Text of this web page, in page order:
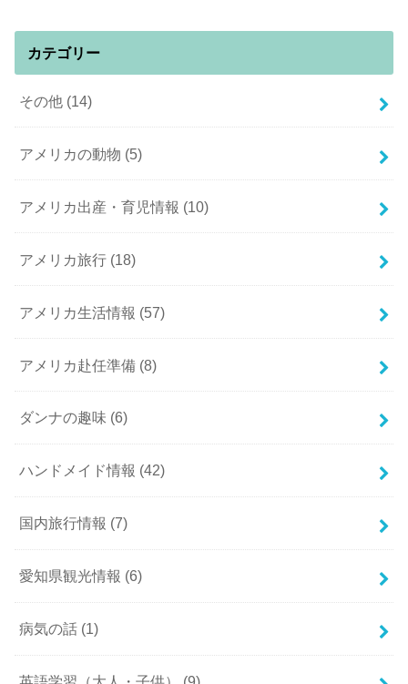
カテゴリー
その他 (14)
アメリカの動物 (5)
アメリカ出産・育児情報 (10)
アメリカ旅行 (18)
アメリカ生活情報 (57)
アメリカ赴任準備 (8)
ダンナの趣味 (6)
ハンドメイド情報 (42)
国内旅行情報 (7)
愛知県観光情報 (6)
病気の話 (1)